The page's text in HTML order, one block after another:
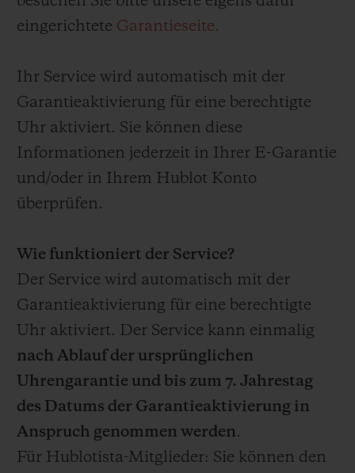
beenden, die nach einer solchen Änderung
eingerichtete Garantieseite.
Ihr Service wird automatisch mit der
Garantieaktivierung für eine berechtigte
Uhr aktiviert. Sie können diese
Informationen jederzeit in Ihrer E-Garantie
und/oder in Ihrem Hublot Konto
überprüfen.
Wie funktioniert der Service?
Der Service wird automatisch mit der
Garantieaktivierung für eine berechtigte
Uhr aktiviert. Der Service kann einmalig
nach Ablauf der ursprünglichen
Uhrengarantie und bis zum 7. Jahrestag
des Datums der Garantieaktivierung in
Anspruch genommen werden.
Für Hublotista-Mitglieder: Sie können den